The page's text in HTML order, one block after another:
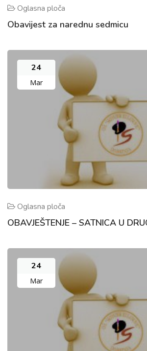
Oglasna ploča
Obavijest za narednu sedmicu
24
Mar
Oglasna ploča
OBAVJEŠTENJE – SATNICA U
24
Mar